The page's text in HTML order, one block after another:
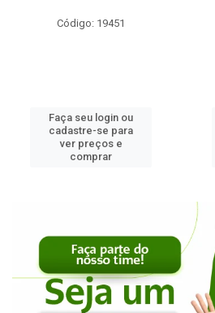
Código: 19451
Faça seu login ou
cadastre-se para
ver preços e
comprar